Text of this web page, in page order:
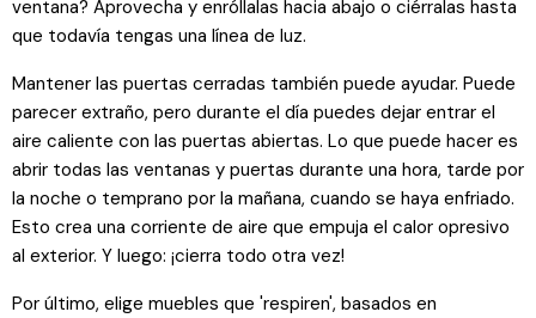
ventana? Aprovecha y enróllalas hacia abajo o ciérralas hasta
que todavía tengas una línea de luz.
Mantener las puertas cerradas también puede ayudar. Puede
parecer extraño, pero durante el día puedes dejar entrar el
aire caliente con las puertas abiertas. Lo que puede hacer es
abrir todas las ventanas y puertas durante una hora, tarde por
la noche o temprano por la mañana, cuando se haya enfriado.
Esto crea una corriente de aire que empuja el calor opresivo
al exterior. Y luego: ¡cierra todo otra vez!
Por último, elige muebles que 'respiren', basados ​​en